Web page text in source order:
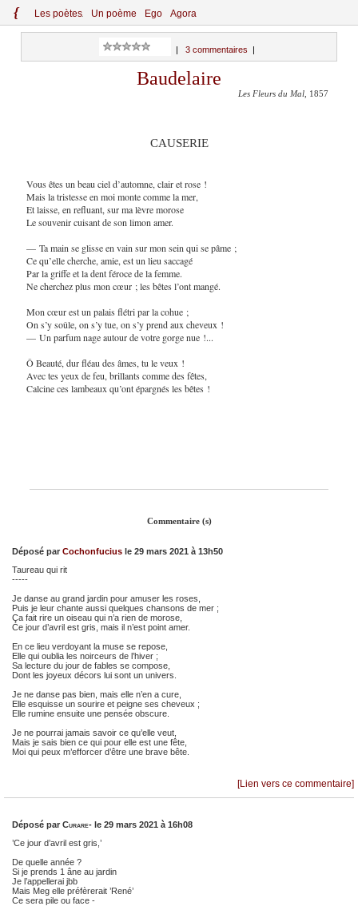
{ Les poètes Un poème Ego Agora
3 commentaires
Baudelaire
Les Fleurs du Mal , 1857
CAUSERIE
Vous êtes un beau ciel d’automne, clair et rose !
Mais la tristesse en moi monte comme la mer,
Et laisse, en refluant, sur ma lèvre morose
Le souvenir cuisant de son limon amer.
— Ta main se glisse en vain sur mon sein qui se pâme ;
Ce qu’elle cherche, amie, est un lieu saccagé
Par la griffe et la dent féroce de la femme.
Ne cherchez plus mon cœur ; les bêtes l’ont mangé.
Mon cœur est un palais flétri par la cohue ;
On s’y soûle, on s’y tue, on s’y prend aux cheveux !
— Un parfum nage autour de votre gorge nue !...
Ô Beauté, dur fléau des âmes, tu le veux !
Avec tes yeux de feu, brillants comme des fêtes,
Calcine ces lambeaux qu’ont épargnés les bêtes !
Commentaire (s)
Déposé par Cochonfucius le 29 mars 2021 à 13h50
Taureau qui rit
-----
Je danse au grand jardin pour amuser les roses,
Puis je leur chante aussi quelques chansons de mer ;
Ça fait rire un oiseau qui n’a rien de morose,
Ce jour d’avril est gris, mais il n’est point amer.
En ce lieu verdoyant la muse se repose,
Elle qui oublia les noirceurs de l’hiver ;
Sa lecture du jour de fables se compose,
Dont les joyeux décors lui sont un univers.
Je ne danse pas bien, mais elle n’en a cure,
Elle esquisse un sourire et peigne ses cheveux ;
Elle rumine ensuite une pensée obscure.
Je ne pourrai jamais savoir ce qu’elle veut,
Mais je sais bien ce qui pour elle est une fête,
Moi qui peux m’efforcer d’être une brave bête.
[Lien vers ce commentaire]
Déposé par Curare- le 29 mars 2021 à 16h08
’Ce jour d’avril est gris,’
De quelle année ?
Si je prends 1 âne au jardin
Je l’appellerai jbb
Mais Meg elle préfèrerait ’René’
Ce sera pile ou face -